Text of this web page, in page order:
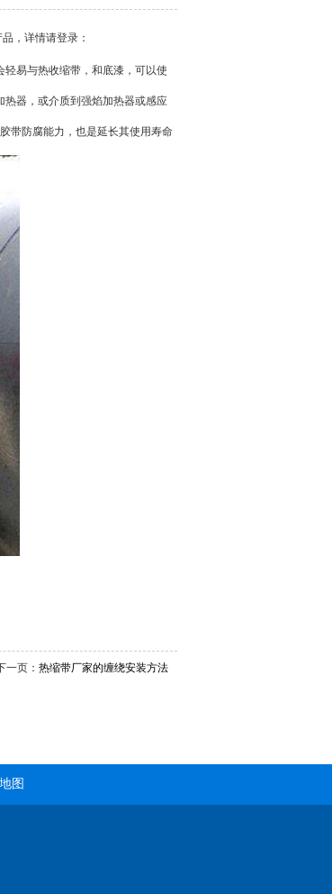
，详情请登录：
易与热收缩带，和底漆，可以使
器，或介质到强焰加热器或感应
带防腐能力，也是延长其使用寿命
一页： 热缩带厂家的缠绕安装方法
图